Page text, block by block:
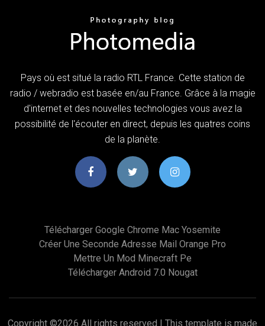
Pays où est situé la radio RTL France. Cette station de
radio / webradio est basée en/au France. Grâce à la magie
d'internet et des nouvelles technologies vous avez la
possibilité de l'écouter en direct, depuis les quatres coins
de la planète.
Télécharger Google Chrome Mac Yosemite
Créer Une Seconde Adresse Mail Orange Pro
Mettre Un Mod Minecraft Pe
Télécharger Android 7.0 Nougat
Copyright ©2026 All rights reserved | This template is made